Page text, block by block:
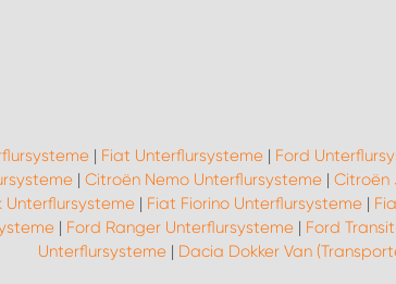
| Fiat Unterflursysteme| Ford
| Citroën Nemo Unterflursysteme| Citroën
Unterflursysteme | Fiat Fiorino Unterflursysteme |
| Ford Ranger Unterflursysteme| Ford
Unterflursysteme | Dacia Dokker Van